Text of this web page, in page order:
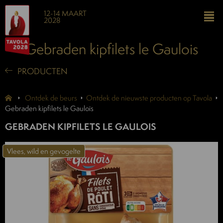
12-14 MAART
2028
Gebraden kipfilets le Gaulois
PRODUCTEN
Ontdek de beurs
Ontdek de nieuwste producten op Tavola
Gebraden kipfilets le Gaulois
GEBRADEN KIPFILETS LE GAULOIS
Vlees, wild en gevogelte